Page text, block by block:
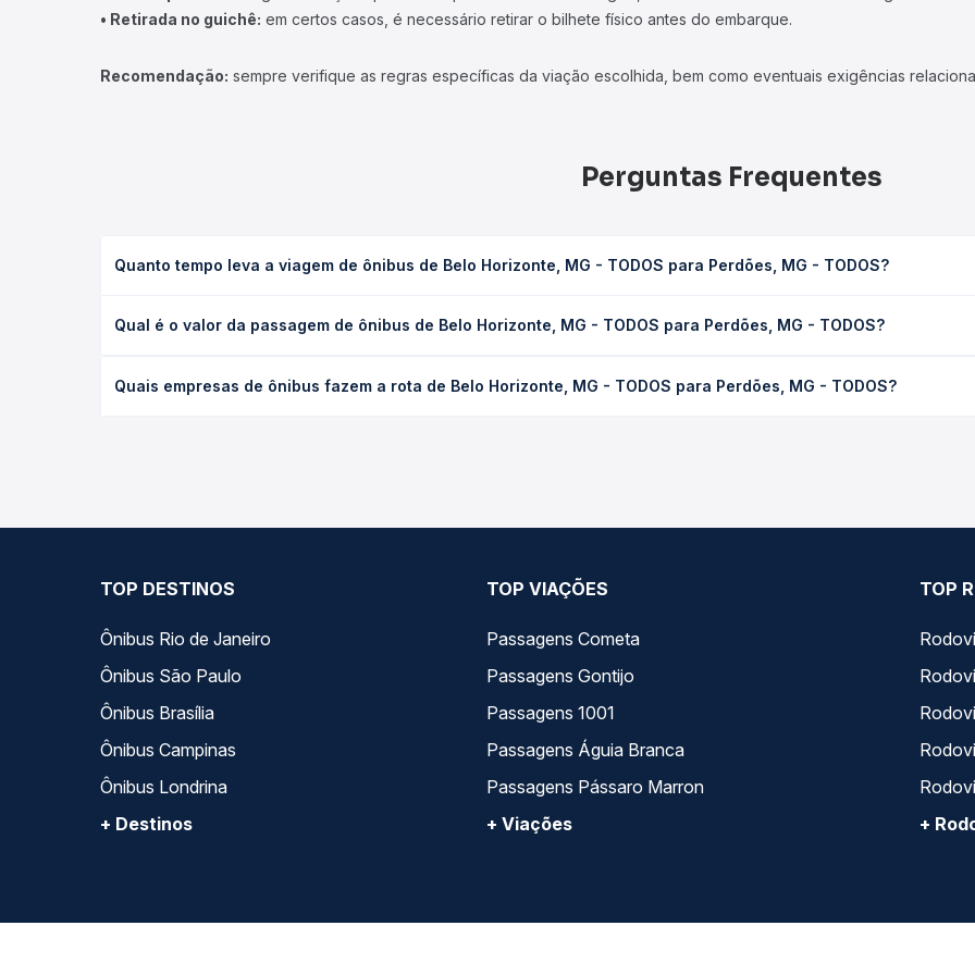
• Retirada no guichê: em certos casos, é necessário retirar o bilhete físico antes do embarque.
Recomendação: sempre verifique as regras específicas da viação escolhida, bem como eventuais exigências
Perguntas Frequentes
Quanto tempo leva a viagem de ônibus de Belo Horizonte, MG - TODOS para Perdões, MG - TODOS?
(convencional, executivo ou leito) e as condições de tráfego. Na Quero Passagem você consulta os horários
Qual é o valor da passagem de ônibus de Belo Horizonte, MG - TODOS para Perdões, MG - TODOS?
o tipo de poltrona e a antecedência da compra. Na Quero Passagem você compara os preços de todas as viações
Quais empresas de ônibus fazem a rota de Belo Horizonte, MG - TODOS para Perdões, MG - TODOS?
TOP DESTINOS
Ônibus Rio de Janeiro
Ônibus São Paulo
Ônibus Brasília
Ônibus Campinas
Ônibus Londrina
+ Destinos
TOP VIAÇÕES
Passagens Cometa
Passagens Gontijo
Passagens 1001
Passagens Águia Branca
Passagens Pássaro Marron
+ Viações
TOP
+